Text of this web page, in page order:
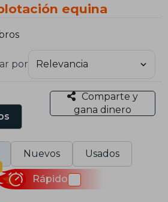
equina
por
Comparte y
gana dinero
Nuevos Usados
Rápido